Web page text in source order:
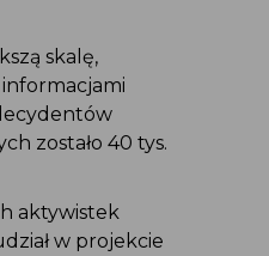
skalę,
zostało 40 tys.
aktywistek
w projekcie